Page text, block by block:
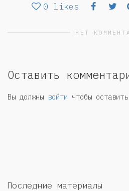
0 likes
НЕТ
Оставить
Вы должны войти чтобы
Последние материалы